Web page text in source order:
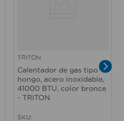
TRITON
Calentador de gas tipo
hongo, acero inoxidable,
41000 BTU, color bronce
- TRITON
SKU: